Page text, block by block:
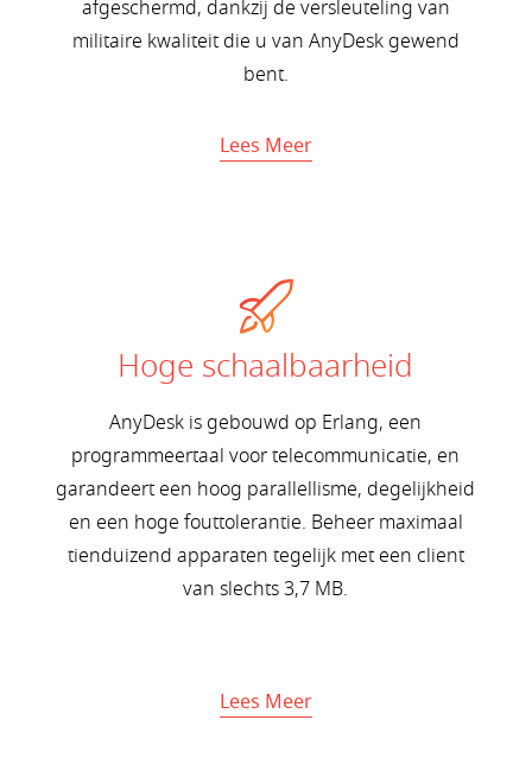
afgeschermd, dankzij de versleuteling van
militaire kwaliteit die u van AnyDesk gewend
bent.
Lees Meer
Hoge schaalbaarheid
AnyDesk is gebouwd op Erlang, een
programmeertaal voor telecommunicatie, en
garandeert een hoog parallellisme, degelijkheid
en een hoge fouttolerantie. Beheer maximaal
tienduizend apparaten tegelijk met een client
van slechts 3,7 MB.
Lees Meer